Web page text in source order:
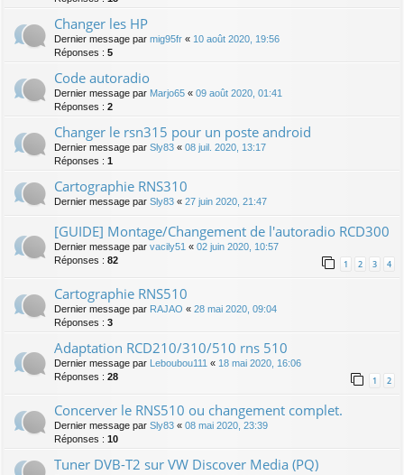
Changer les HP
Dernier message par mig95fr « 10 août 2020, 19:56
Réponses : 5
Code autoradio
Dernier message par Marjo65 « 09 août 2020, 01:41
Réponses : 2
Changer le rsn315 pour un poste android
Dernier message par Sly83 « 08 juil. 2020, 13:17
Réponses : 1
Cartographie RNS310
Dernier message par Sly83 « 27 juin 2020, 21:47
[GUIDE] Montage/Changement de l'autoradio RCD300
Dernier message par vacily51 « 02 juin 2020, 10:57
Réponses : 82 1 2 3 4
Cartographie RNS510
Dernier message par RAJAO « 28 mai 2020, 09:04
Réponses : 3
Adaptation RCD210/310/510 rns 510
Dernier message par Leboubou111 « 18 mai 2020, 16:06
Réponses : 28 1 2
Concerver le RNS510 ou changement complet.
Dernier message par Sly83 « 08 mai 2020, 23:39
Réponses : 10
Tuner DVB-T2 sur VW Discover Media (PQ)